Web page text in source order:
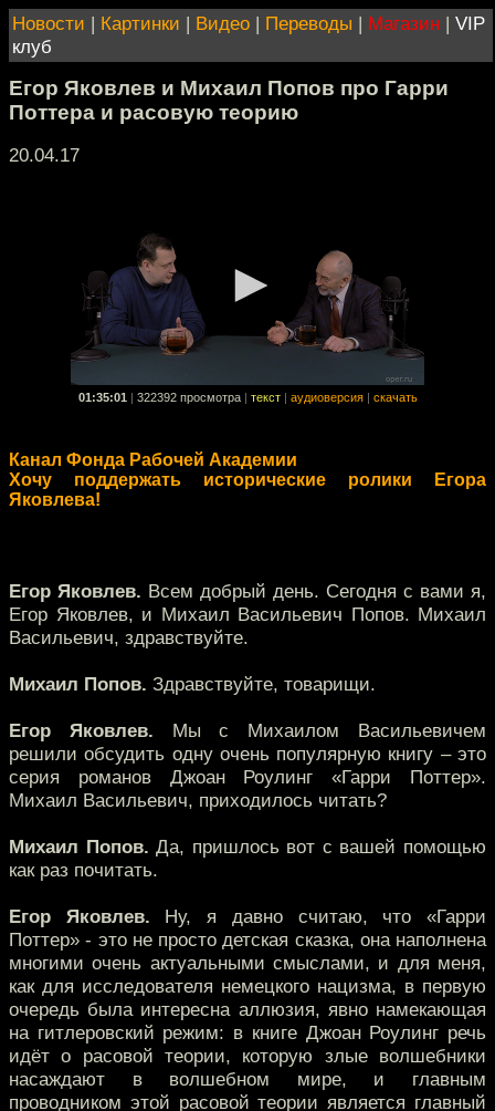
Новости | Картинки | Видео | Переводы | Магазин | VIP
клуб
Егор Яковлев и Михаил Попов про Гарри
Поттера и расовую теорию
20.04.17
01:35:01 322392 просмотра текст аудиоверсия скачать
Канал Фонда Рабочей Академии
Хочу поддержать исторические ролики Егора
Яковлева!
Егор Яковлев. Всем добрый день. Сегодня с вами я,
Егор Яковлев, и Михаил Васильевич Попов. Михаил
Васильевич, здравствуйте.
Михаил Попов. Здравствуйте, товарищи.
Егор Яковлев. Мы с Михаилом Васильевичем
решили обсудить одну очень популярную книгу – это
серия романов Джоан Роулинг «Гарри Поттер».
Михаил Васильевич, приходилось читать?
Михаил Попов. Да, пришлось вот с вашей помощью
как раз почитать.
Егор Яковлев. Ну, я давно считаю, что «Гарри
Поттер» - это не просто детская сказка, она наполнена
многими очень актуальными смыслами, и для меня,
как для исследователя немецкого нацизма, в первую
очередь была интересна аллюзия, явно намекающая
на гитлеровский режим: в книге Джоан Роулинг речь
идёт о расовой теории, которую злые волшебники
насаждают в волшебном мире, и главным
проводником этой расовой теории является главный